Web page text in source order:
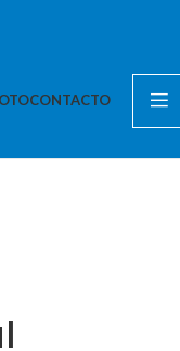
CONTACTO